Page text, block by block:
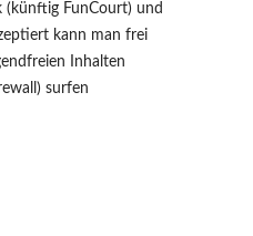
(künftig FunCourt) und
kann man frei
Inhalten
surfen